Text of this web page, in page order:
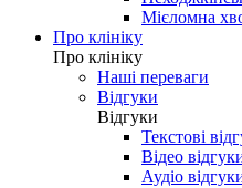
Мієломна
Про клініку
Про клініку
Наші переваги
Відгуки
Відгуки
Текстові
Відео
Аудіо